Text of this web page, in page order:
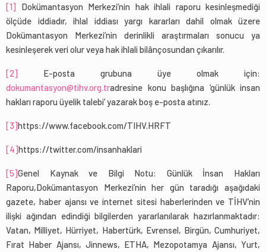
[1] Dokümantasyon Merkezi’nin hak ihlali raporu kesinleşmediği
ölçüde iddiadır, ihlal iddiası yargı kararları dahil olmak üzere
Dokümantasyon Merkezi’nin derinlikli araştırmaları sonucu ya
kesinleşerek veri olur veya hak ihlali bilânçosundan çıkarılır.
[2] E-posta grubuna üye olmak için:
dokumantasyon@tihv.org.tradresine konu başlığına ‘günlük insan
hakları raporu üyelik talebi’ yazarak boş e-posta atınız.
[3]https://www.facebook.com/TIHV.HRFT
[4]https://twitter.com/insanhaklari
[5]Genel Kaynak ve Bilgi Notu: Günlük İnsan Hakları
Raporu,Dokümantasyon Merkezi’nin her gün taradığı aşağıdaki
gazete, haber ajansı ve internet sitesi haberlerinden ve TİHV’nin
ilişki ağından edindiği bilgilerden yararlanılarak hazırlanmaktadır:
Vatan, Milliyet, Hürriyet, Habertürk, Evrensel, Birgün, Cumhuriyet,
Fırat Haber Ajansı, Jinnews, ETHA, Mezopotamya Ajansı, Yurt,